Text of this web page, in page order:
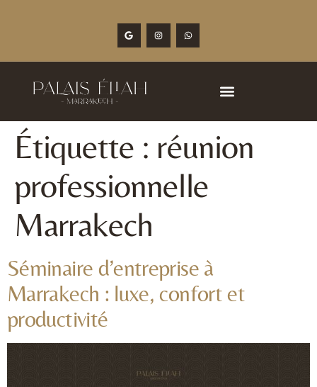
Étiquette : réunion
professionnelle
Marrakech
Séminaire d’entreprise à
Marrakech : luxe, confort et
productivité